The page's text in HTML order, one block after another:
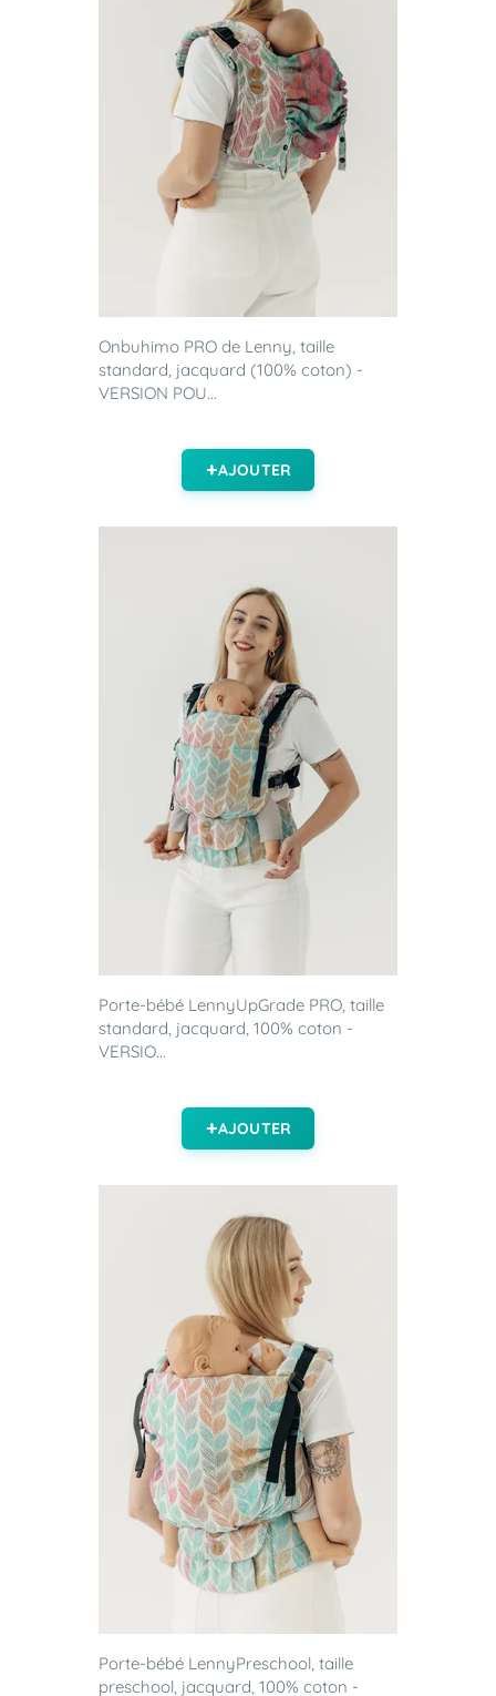
Onbuhimo PRO de Lenny, taille
standard, jacquard (100% coton) -
VERSION POU...
AJOUTER
Porte-bébé LennyUpGrade PRO, taille
standard, jacquard, 100% coton -
VERSIO...
AJOUTER
Porte-bébé LennyPreschool, taille
preschool, jacquard, 100% coton -